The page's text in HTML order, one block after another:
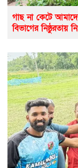
গাছ না কেটে
বিভাগের নিষ্ঠুরতায়